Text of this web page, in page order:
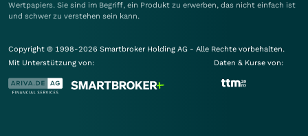
Wertpapiers. Sie sind im Begriff, ein Produkt zu erwerben, das nicht einfach ist
und schwer zu verstehen sein kann.
Copyright © 1998-2026 Smartbroker Holding AG - Alle Rechte vorbehalten.
Mit Unterstützung von:
Daten & Kurse von: